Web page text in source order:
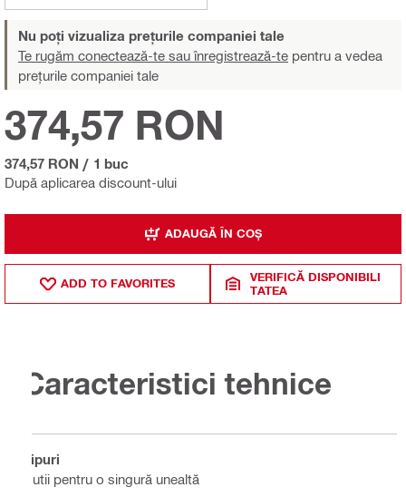
Nu poți vizualiza prețurile companiei tale
Te rugăm conectează-te sau înregistrează-te pentru a vedea
prețurile companiei tale
După aplicarea discount-ului
374,57 RON
374,57 RON / 1 buc
ADAUGĂ ÎN COȘ
ADD TO FAVORITES
VERIFICĂ DISPONIBILI
TATEA
Caracteristici tehnice
Tipuri
Cutii pentru o singură unealtă